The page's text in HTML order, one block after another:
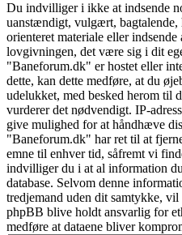
Du indvilliger i ikke at indsende
uanstændigt, vulgært, bagtalende,
orienteret materiale eller
lovgivningen, det være sig i dit
"Baneforum.dk" er hostet eller
dette, kan dette medføre, at du
udelukket, med besked herom til
vurderer det nødvendigt. IP-
give mulighed for at håndhæve
"Baneforum.dk" har ret til at
emne til enhver tid, såfremt vi
indvilliger du i at al information
database. Selvom denne
tredjemand uden dit samtykke,
phpBB blive holdt ansvarlig for
medføre at dataene bliver